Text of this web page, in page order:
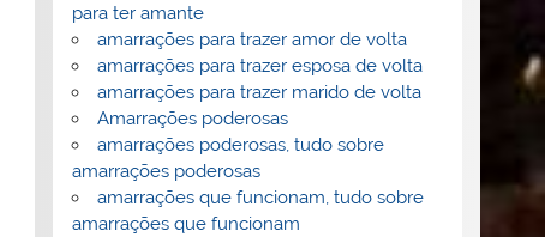
para ter amante
amarrações para trazer amor de volta
amarrações para trazer esposa de volta
amarrações para trazer marido de volta
Amarrações poderosas
amarrações poderosas, tudo sobre
amarrações poderosas
amarrações que funcionam, tudo sobre
amarrações que funcionam